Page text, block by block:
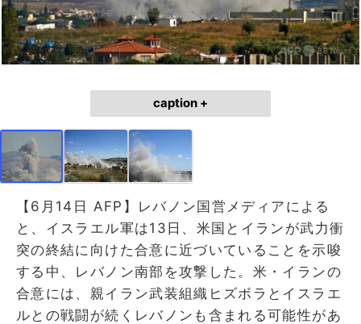
caption +
【6月14日 AFP】レバノン国営メディアによる
と、イスラエル軍は13日、米国とイランが武力衝
突の終結に向けた合意に近づいていることを示唆
する中、レバノン南部を攻撃した。米・イランの
合意には、親イラン武装組織ヒズボラとイスラエ
ルとの戦闘が続くレバノンも含まれる可能性があ